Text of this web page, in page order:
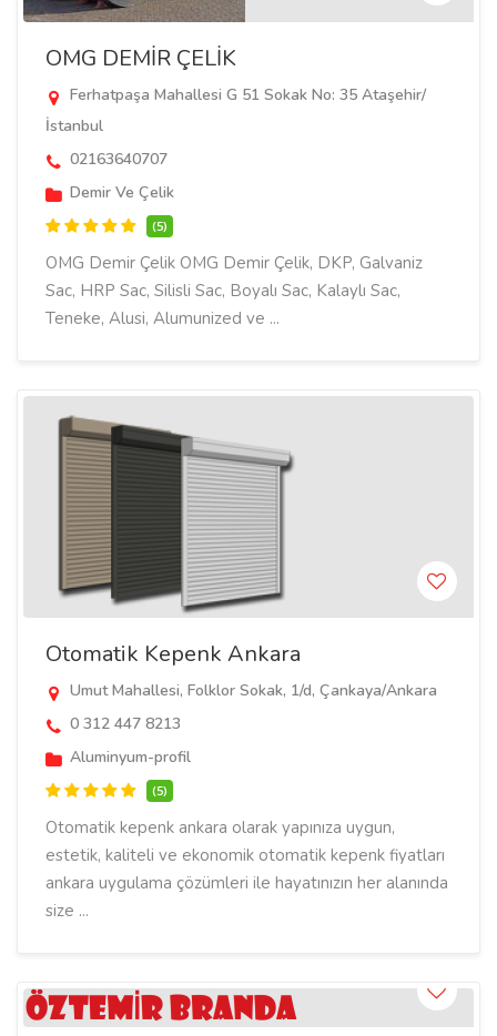
OMG DEMİR ÇELİK
Ferhatpaşa Mahallesi G 51 Sokak No: 35 Ataşehir/
İstanbul
02163640707
Demir Ve Çelik
(5)
OMG Demir Çelik OMG Demir Çelik, DKP, Galvaniz
Sac, HRP Sac, Silisli Sac, Boyalı Sac, Kalaylı Sac,
Teneke, Alusi, Alumunized ve ...
Otomatik Kepenk Ankara
Umut Mahallesi, Folklor Sokak, 1/d, Çankaya/Ankara
0 312 447 8213
Aluminyum-profil
(5)
Otomatik kepenk ankara olarak yapınıza uygun,
estetik, kaliteli ve ekonomik otomatik kepenk fiyatları
ankara uygulama çözümleri ile hayatınızın her alanında
size ...